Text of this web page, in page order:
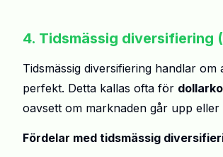
4. Tidsmässig diversifiering
Tidsmässig diversifiering handlar
perfekt. Detta kallas ofta för
oavsett om marknaden går upp eller
Fördelar med tidsmässig